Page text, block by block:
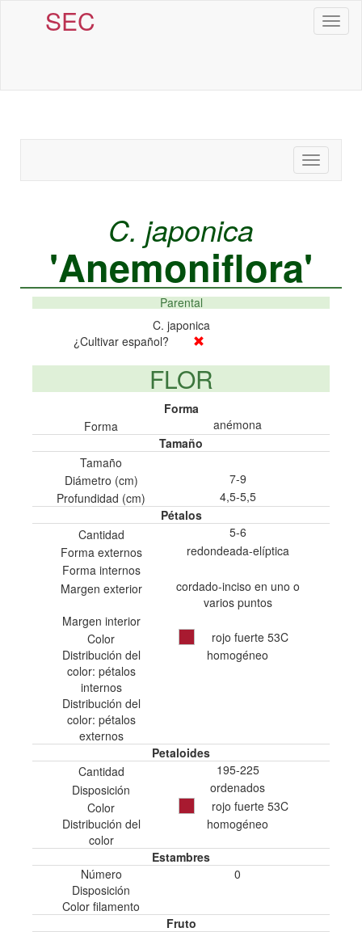
SEC
Toggle
navigation
C. japonica
'Anemoniflora'
Parental
C. japonica
¿Cultivar español?
FLOR
Forma
Forma
anémona
Tamaño
Tamaño
Diámetro (cm)
7-9
Profundidad (cm)
4,5-5,5
Pétalos
Cantidad
5-6
Forma externos
redondeada-elíptica
Forma internos
Margen exterior
cordado-inciso en uno o
varios puntos
Margen interior
Color
rojo fuerte 53C
Distribución del
color: pétalos
internos
homogéneo
Distribución del
color: pétalos
externos
Petaloides
Cantidad
195-225
Disposición
ordenados
Color
rojo fuerte 53C
Distribución del
color
homogéneo
Estambres
Número
0
Disposición
Color filamento
Fruto